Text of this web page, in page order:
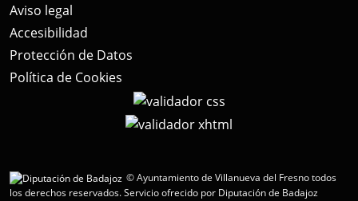
Aviso legal
Accesibilidad
Protección de Datos
Política de Cookies
© Ayuntamiento de Villanueva del Fresno todos
los derechos reservados.Servicio ofrecido por Diputación de Badajoz